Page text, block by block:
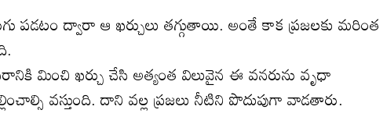
పడటం ద్వారా ఆ ఖర్చులు తగ్గుతాయి. అంతే కాక ప్రజలకు మరింత
మించి ఖర్చు చేసి అత్యంత విలువైన ఈ వనరును వృధా
వస్తుంది. దాని వల్ల ప్రజలు నీటిని పొదుపుగా వాడతారు.